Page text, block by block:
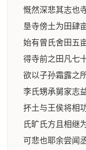
慨然深悲其志也
垦寺傍土为田肆
始有曾氏舍田五
得寺前之田凡七
欲以子孙霜露之
李氏甥承舅家志
抔土与王侯将相
氏旷氏方且相继
可悲也耶余尝闻